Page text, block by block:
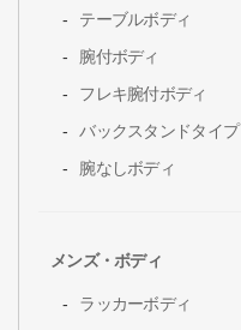
テーブルボディ
腕付ボディ
フレキ腕付ボディ
バックスタンドタイプ
腕なしボディ
メンズ・ボディ
ラッカーボディ